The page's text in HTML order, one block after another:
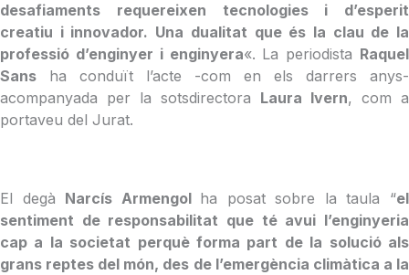
desafiaments requereixen tecnologies i d’esperit
creatiu i innovador. Una dualitat que és la clau de la
professió d’enginyer i enginyera«. La periodista Raquel
Sans ha conduït l’acte -com en els darrers anys-
acompanyada per la sotsdirectora Laura Ivern, com a
portaveu del Jurat.
El degà Narcís Armengol ha posat sobre la taula “el
sentiment de responsabilitat que té avui l’enginyeria
cap a la societat perquè forma part de la solució als
grans reptes del món, des de l’emergència climàtica a la